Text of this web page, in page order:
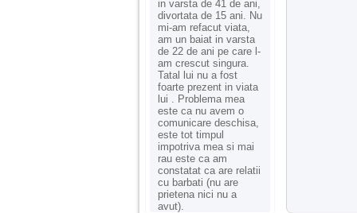
in varsta de 41 de ani,
divortata de 15 ani. Nu
mi-am refacut viata,
am un baiat in varsta
de 22 de ani pe care l-
am crescut singura.
Tatal lui nu a fost
foarte prezent in viata
lui . Problema mea
este ca nu avem o
comunicare deschisa,
este tot timpul
impotriva mea si mai
rau este ca am
constatat ca are relatii
cu barbati (nu are
prietena nici nu a
avut).